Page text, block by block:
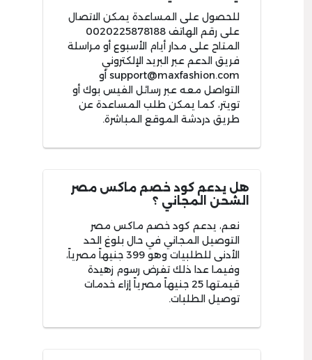
للحصول على المساعدة يمكن الاتصال
على رقم الهاتف 0020225878188
المتاح على مدار أيام الأسبوع أو مراسلة
فريق الدعم عبر البريد الإلكتروني
support@maxfashion.com أو
التواصل معه عبر رسائل الفيس بوك أو
تويتر، كما يمكن طلب المساعدة عن
طريق دردشة الموقع المباشرة.
هل يدعم كود خصم ماكس مصر
الشحن المجاني ؟
نعم، يدعم كود خصم ماكس مصر
التوصيل المجاني في حال بلوغ الحد
الأدنى للطلبيات وهو 399 جنيهاً مصرياً،
وفيما عدا ذلك تفرض رسوم زهيدة
قيمتها 25 جنيهاً مصرياً إزاء خدمات
توصيل الطلبات.